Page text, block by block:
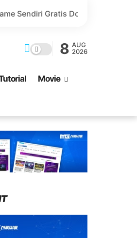
dan Harga Lebih Murah!
8 AUG
2026
Movie